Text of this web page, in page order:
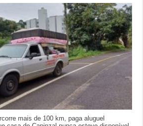
mais de 100 km, paga aluguel